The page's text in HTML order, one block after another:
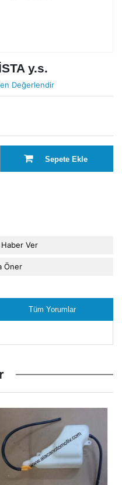
y.s.
Değerlendir
Sepete Ekle
Ver
Öner
Tüm Yorumlar